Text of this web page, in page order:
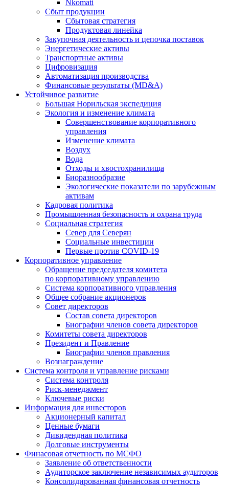
Nkomati
Сбыт продукции
Сбытовая стратегия
Продуктовая линейка
Закупочная деятельность и цепочка поставок
Энергетические активы
Транспортные активы
Цифровизация
Автоматизация производства
Финансовые результаты (MD&A)
Устойчивое развитие
Большая Норильская экспедиция
Экология и изменение климата
Совершенствование корпоративного
управления
Изменение климата
Воздух
Вода
Отходы и хвостохранилища
Биоразнообразие
Экологические показатели по зарубежным
активам
Кадровая политика
Промышленная безопасность и охрана труда
Социальная стратегия
Север для Северян
Социальные инвестиции
Первые против COVID‑19
Корпоративное управление
Обращение председателя комитета
по корпоративному управлению
Система корпоративного управления
Общее собрание акционеров
Совет директоров
Состав совета директоров
Биографии членов совета директоров
Комитеты совета директоров
Президент и Правление
Биографии членов правления
Вознаграждение
Система контроля и управление рисками
Система контроля
Риск-менеджмент
Ключевые риски
Информация для инвесторов
Акционерный капитал
Ценные бумаги
Дивидендная политика
Долговые инструменты
Финасовая отчетность по МСФО
Заявление об ответственности
Аудиторское заключение независимых аудиторов
Консолидированная финансовая отчетность